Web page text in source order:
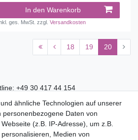
In den Warenkorb
ges. MwSt. zzgl.Versandkosten
18 19 20
+49 30 417 44 154
Tage Rückgaberecht
ab 75 € in Deutschland
ähnliche Technologien auf unserer
Daten von
(z.B. IP-Adresse), um z.B.
Medien von